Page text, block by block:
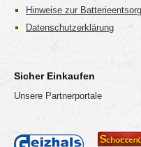
Hinweise zur
Datenschutzerklärung
Sicher Einkaufen
Unsere Partnerportale